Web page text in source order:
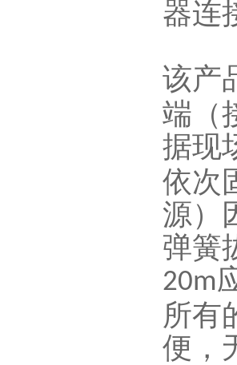
器连
该产
端（
据现
依次
源）
弹簧
20m
所有
便，